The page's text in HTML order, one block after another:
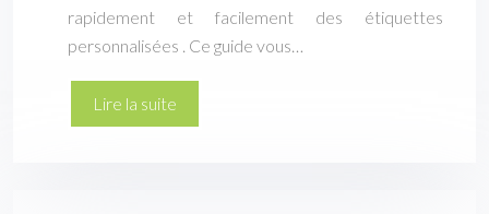
rapidement et facilement des étiquettes
personnalisées . Ce guide vous…
Lire la suite